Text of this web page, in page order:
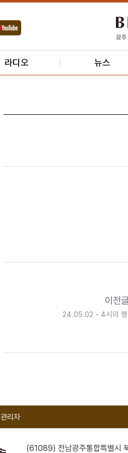
라디오 뉴스
이전
24.05.02 - 4시의 행
관리자
(61089) 전남광주통합특별시